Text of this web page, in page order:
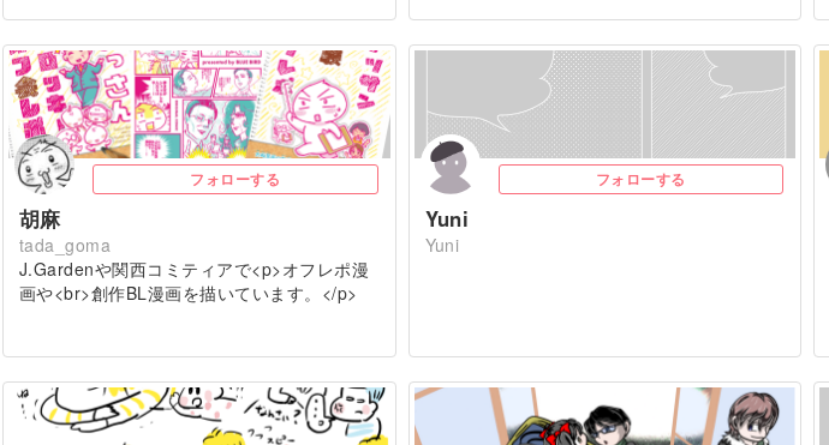
フォローする
胡麻
tada_goma
J.Gardenや関西コミティアで<p>オフレポ漫
画や<br>創作BL漫画を描いています。</p>
フォローする
Yuni
Yuni